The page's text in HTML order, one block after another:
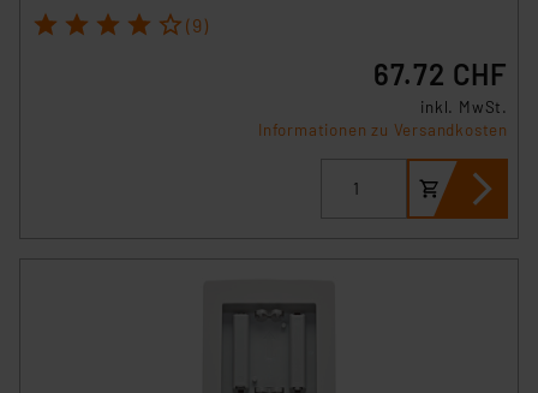
1 2 3 4 5 (9)
67.72 CHF
inkl. MwSt.
Informationen zu Versandkosten